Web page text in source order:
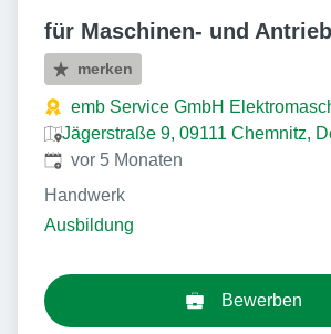
für Maschinen- und
merken
emb Service GmbH
Jägerstraße 9, 09111 Chemnitz,
Veröffentlicht:
vor 5 Monaten
Handwerk
Ausbildung
Bewerben